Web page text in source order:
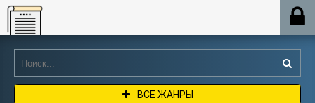
Online-knigi.org
ВСЕ ЖАНРЫ